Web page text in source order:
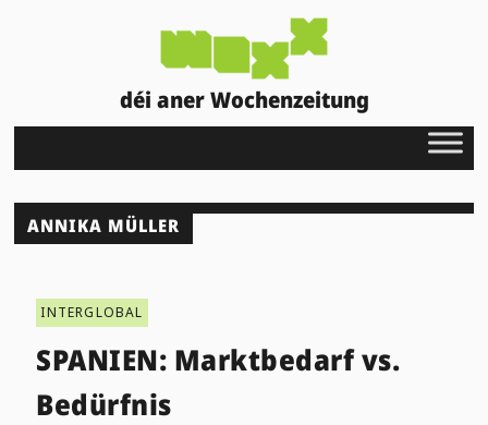
déi aner Wochenzeitung
ANNIKA MÜLLER
INTERGLOBAL
SPANIEN: Marktbedarf vs.
Bedürfnis